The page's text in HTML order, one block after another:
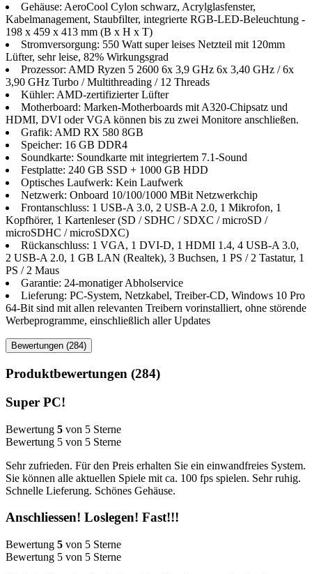
Gehäuse: AeroCool Cylon schwarz, Acrylglasfenster,
Kabelmanagement, Staubfilter, integrierte RGB-LED-Beleuchtung -
198 x 459 x 413 mm (B x H x T)
Stromversorgung: 550 Watt super leises Netzteil mit 120mm
Lüfter, sehr leise, 82% Wirkungsgrad
Prozessor: AMD Ryzen 5 2600 6x 3,9 GHz 6x 3,40 GHz / 6x
3,90 GHz Turbo / Multithreading / 12 Threads
Kühler: AMD-zertifizierter Lüfter
Motherboard: Marken-Motherboards mit A320-Chipsatz und
HDMI, DVI oder VGA können bis zu zwei Monitore anschließen.
Grafik: AMD RX 580 8GB
Speicher: 16 GB DDR4
Soundkarte: Soundkarte mit integriertem 7.1-Sound
Festplatte: 240 GB SSD + 1000 GB HDD
Optisches Laufwerk: Kein Laufwerk
Netzwerk: Onboard 10/100/1000 MBit Netzwerkchip
Frontanschluss: 1 USB-A 3.0, 2 USB-A 2.0, 1 Mikrofon, 1
Kopfhörer, 1 Kartenleser (SD / SDHC / SDXC / microSD /
microSDHC / microSDXC)
Rückanschluss: 1 VGA, 1 DVI-D, 1 HDMI 1.4, 4 USB-A 3.0,
2 USB-A 2.0, 1 GB LAN (Realtek), 3 Buchsen, 1 PS / 2 Tastatur, 1
PS / 2 Maus
Garantie: 24-monatiger Abholservice
Lieferung: PC-System, Netzkabel, Treiber-CD, Windows 10 Pro
64-Bit sind mit allen relevanten Treibern vorinstalliert, ohne störende
Werbeprogramme, einschließlich aller Updates
Bewertungen (284)
Produktbewertungen (284)
Super PC!
Bewertung 5 von 5 Sterne
Bewertung 5 von 5 Sterne
Sehr zufrieden. Für den Preis erhalten Sie ein einwandfreies System.
Sie können alle aktuellen Spiele mit ca. 100 fps spielen. Sehr ruhig.
Schnelle Lieferung. Schönes Gehäuse.
Anschliessen! Loslegen! Fast!!!
Bewertung 5 von 5 Sterne
Bewertung 5 von 5 Sterne